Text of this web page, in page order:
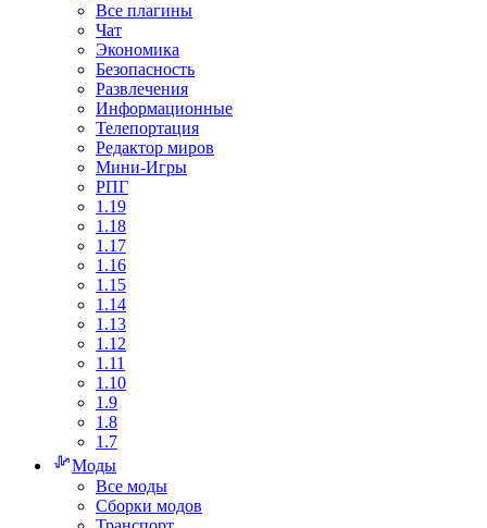
Все плагины
Чат
Экономика
Безопасность
Развлечения
Информационные
Телепортация
Редактор миров
Мини-Игры
РПГ
1.19
1.18
1.17
1.16
1.15
1.14
1.13
1.12
1.11
1.10
1.9
1.8
1.7
Моды
Все моды
Сборки модов